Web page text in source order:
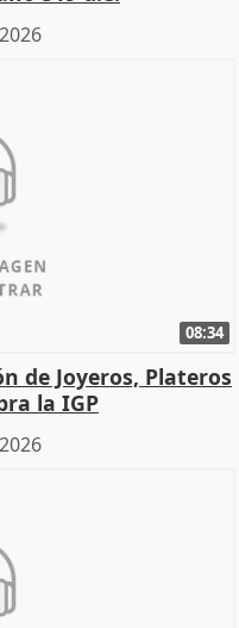
08:34
de Joyeros, Plateros
la IGP